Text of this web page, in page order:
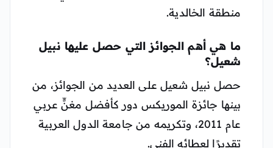
منطقة الخالدية.
ما هي أهم الجوائز التي حصل عليها نبيل
شعيل؟
حصل نبيل شعيل على العديد من الجوائز، من
بينها جائزة الموريكس دور كأفضل مغنٍّ عربي
عام 2011، وتكريمه من جامعة الدول العربية
تقديرًا لعطائه الفني.